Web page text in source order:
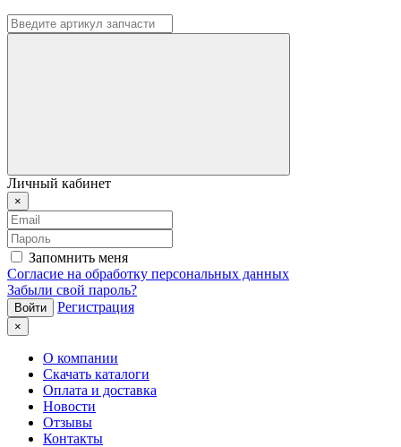
Личный кабинет
×
Запомнить меня
Согласие на обработку персональных данных
Забыли свой пароль?
Регистрация
×
О компании
Скачать каталоги
Оплата и доставка
Новости
Отзывы
Контакты